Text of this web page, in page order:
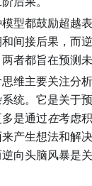
模型都鼓励超越
间接后果，而
者都旨在预测
思维主要关注分
统。它是关于
是通过在考虑
产生想法和解
向头脑风暴是